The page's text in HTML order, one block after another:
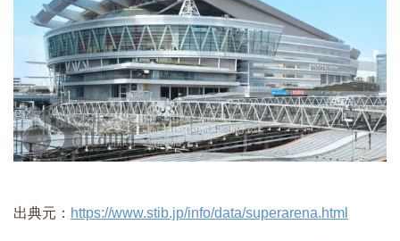
出典元： https://www.stib.jp/info/data/superarena.html